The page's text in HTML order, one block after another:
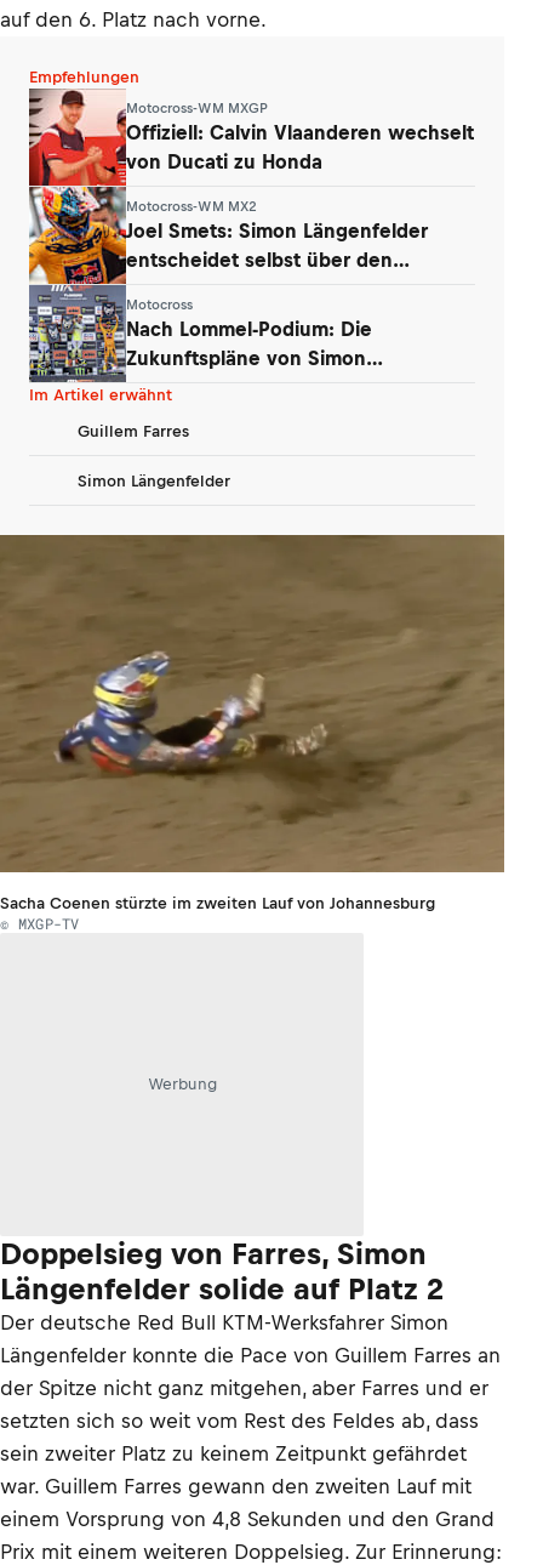
auf den 6. Platz nach vorne.
Empfehlungen
Motocross-WM MXGP
Offiziell: Calvin Vlaanderen wechselt
von Ducati zu Honda
Motocross-WM MX2
Joel Smets: Simon Längenfelder
entscheidet selbst über den
Motocross
Nach Lommel-Podium: Die
Zukunftspläne von Simon
Längenfelder (KTM)
Im Artikel erwähnt
Guillem Farres
Simon Längenfelder
Sacha Coenen stürzte im zweiten Lauf von Johannesburg
© MXGP-TV
Werbung
Doppelsieg von Farres, Simon
Längenfelder solide auf Platz 2
Der deutsche Red Bull KTM-Werksfahrer Simon
Längenfelder konnte die Pace von Guillem Farres an
der Spitze nicht ganz mitgehen, aber Farres und er
setzten sich so weit vom Rest des Feldes ab, dass
sein zweiter Platz zu keinem Zeitpunkt gefährdet
war. Guillem Farres gewann den zweiten Lauf mit
einem Vorsprung von 4,8 Sekunden und den Grand
Prix mit einem weiteren Doppelsieg. Zur Erinnerung: